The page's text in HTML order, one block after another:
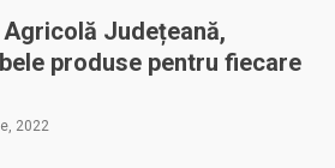
Județeană,
produse pentru fiecare
2022